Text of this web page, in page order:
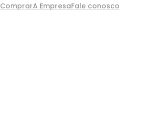
ComprarA EmpresaFale conosco